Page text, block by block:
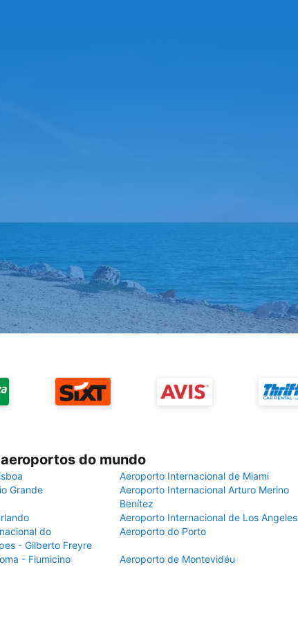
do mundo
Aeroporto Internacional de Miami
Grande
Aeroporto Internacional Arturo Merino
Benítez
Aeroporto Internacional de Los Angeles
do
- Gilberto Freyre
Aeroporto do Porto
- Fiumicino Aeroporto de Montevidéu